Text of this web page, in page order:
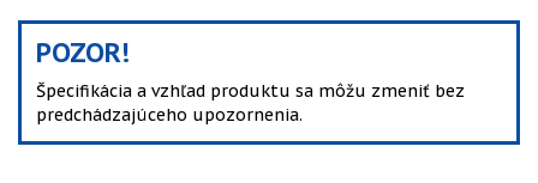
POZOR!
Špecifikácia a vzhľad produktu sa môžu zmeniť bez
predchádzajúceho upozornenia.